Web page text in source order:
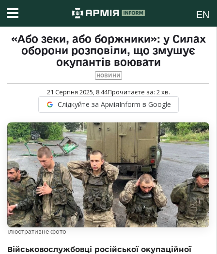
EN
«Або зеки, або боржники»: у Силах
оборони розповіли, що змушує
окупантів воювати
НОВИНИ
21 Серпня 2025, 8:44Прочитаєте за: 2хв.
Слідкуйте за АрміяInform в Google
Ілюстративне фото
Військовослужбовці російської окупаційної